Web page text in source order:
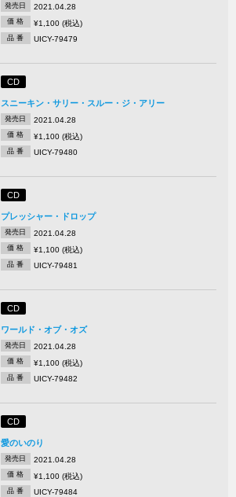
発売日 2021.04.28
価 格 ¥1,100 (税込)
品 番 UICY-79479
CD
スニーキン・サリー・スルー・ジ・アリー
発売日 2021.04.28
価 格 ¥1,100 (税込)
品 番 UICY-79480
CD
プレッシャー・ドロップ
発売日 2021.04.28
価 格 ¥1,100 (税込)
品 番 UICY-79481
CD
ワールド・オブ・オズ
発売日 2021.04.28
価 格 ¥1,100 (税込)
品 番 UICY-79482
CD
愛のいのり
発売日 2021.04.28
価 格 ¥1,100 (税込)
品 番 UICY-79484